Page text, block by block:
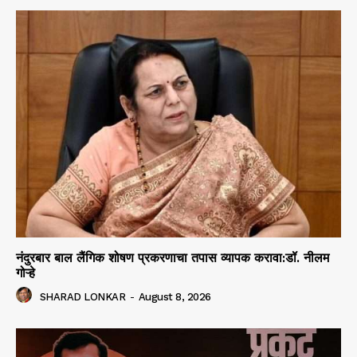
नंदुरबार बाल लैंगिक शोषण प्रकरणाचा तपास व्यापक करावा:डॉ. नीलम
गोऱ्हे
SHARAD LONKAR - August 8, 2026